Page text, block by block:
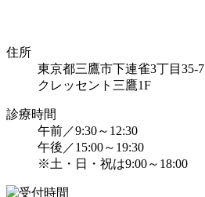
住所
東京都三鷹市下連雀3丁目35-7
クレッセント三鷹1F
診療時間
午前／9:30～12:30
午後／15:00～19:30
※土・日・祝は9:00～18:00